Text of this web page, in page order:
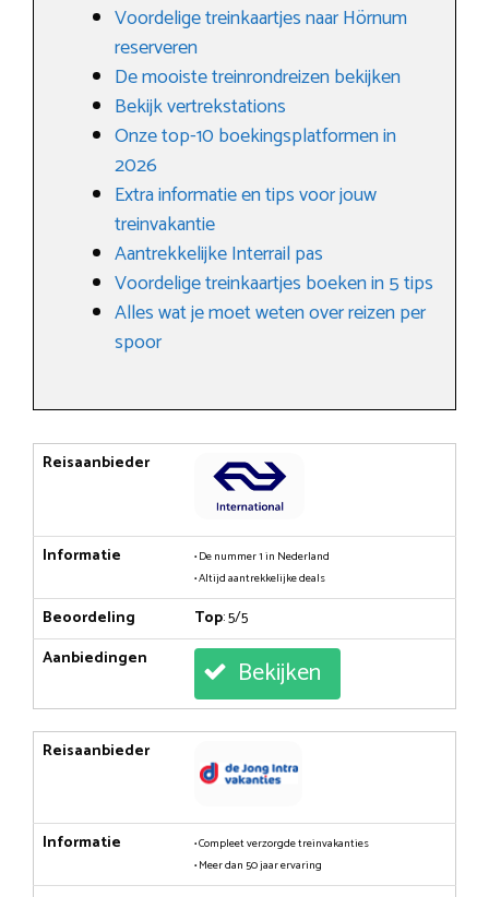
Voordelige treinkaartjes naar Hörnum
reserveren
De mooiste treinrondreizen bekijken
Bekijk vertrekstations
Onze top-10 boekingsplatformen in
2026
Extra informatie en tips voor jouw
treinvakantie
Aantrekkelijke Interrail pas
Voordelige treinkaartjes boeken in 5 tips
Alles wat je moet weten over reizen per
spoor
Reisaanbieder
Informatie
• De nummer 1 in Nederland
• Altijd aantrekkelijke deals
Beoordeling Top: 5/5
Aanbiedingen
Bekijken
Reisaanbieder
Informatie
• Compleet verzorgde treinvakanties
• Meer dan 50 jaar ervaring